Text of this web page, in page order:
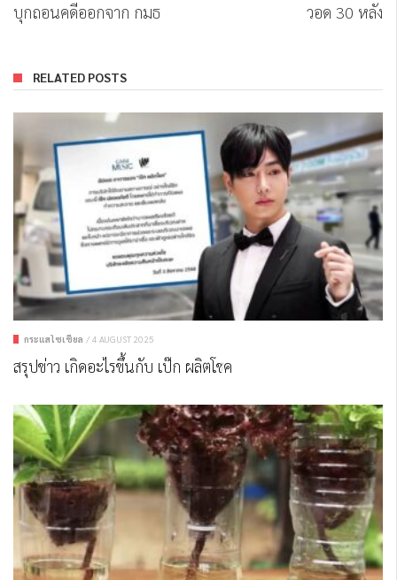
บุกถอนคดีออกจาก กมธ
วอด 30 หลัง
RELATED POSTS
กระแสโซเชียล / 4 AUGUST 2025
สรุปข่าว เกิดอะไรขึ้นกับ เป๊ก ผลิตโชค